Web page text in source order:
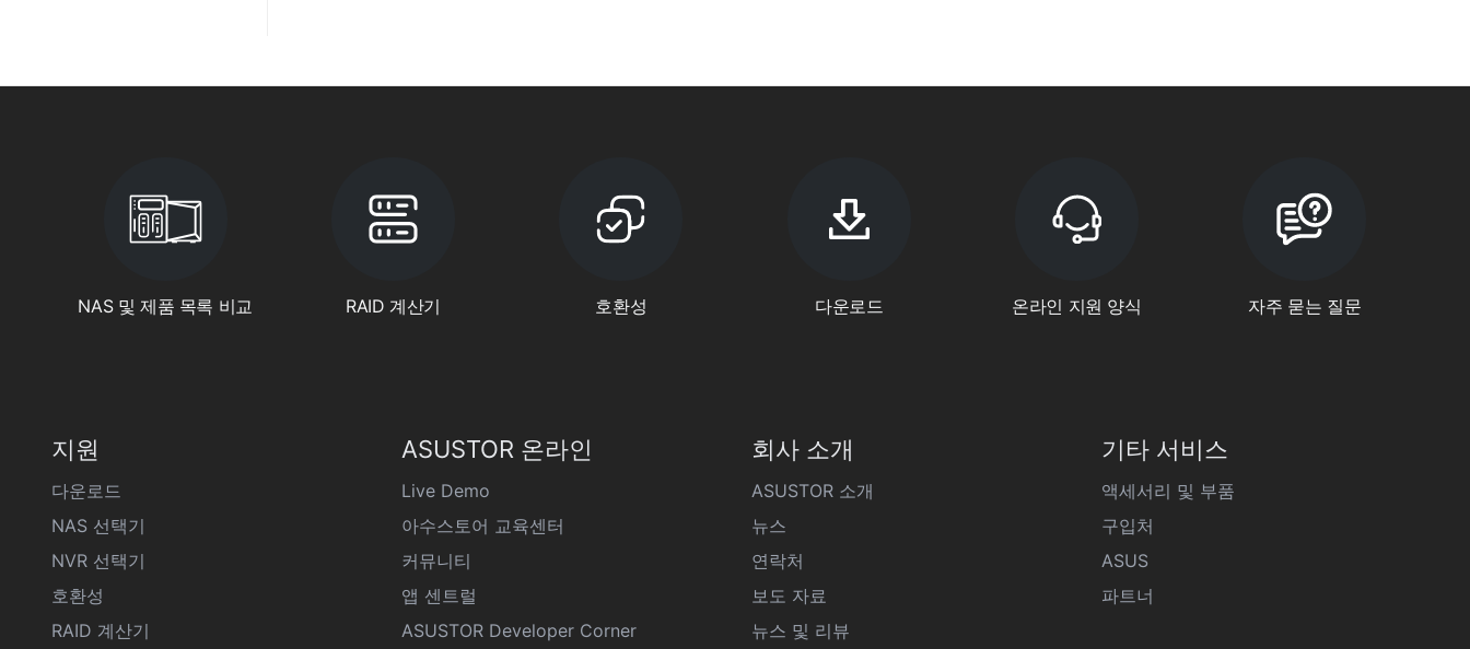
NAS 및 제품 목록 비교 RAID 계산기 호환성 다운로드 온라인 지원 양식 자주 묻는 질문
지원
다운로드
NAS 선택기
NVR 선택기
호환성
RAID 계산기
ASUSTOR 온라인
Live Demo
아수스토어 교육센터
커뮤니티
앱 센트럴
ASUSTOR Developer Corner
회사 소개
ASUSTOR 소개
뉴스
연락처
보도 자료
뉴스 및 리뷰
기타 서비스
액세서리 및 부품
구입처
ASUS
파트너